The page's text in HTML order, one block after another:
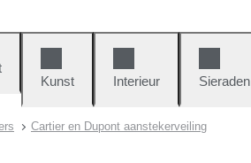
Kunst
Interieur Sieraden
Cartier en Dupont aanstekerveiling